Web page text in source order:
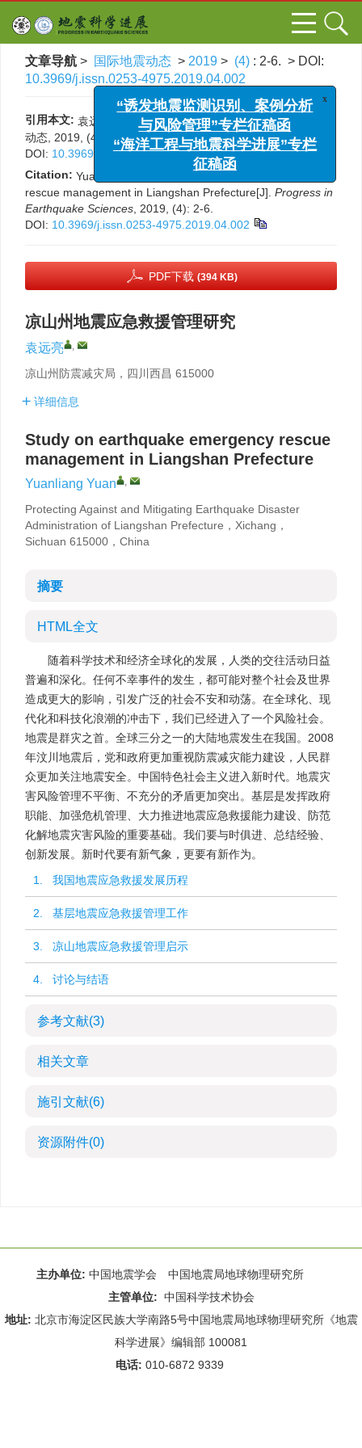
文章导航 > 国际地震动态 > 2019 > (4) : 2-6. > DOI:
10.3969/j.issn.0253-4975.2019.04.002
引用本文: 袁远亮. 凉山州地震应急救援管理研究[J]. 国际地震
动态, 2019, (4): 2-6.
DOI: 10.3969/j.issn.0253-4975.2019.04.002
Citation: Yuanliang Yuan. Study on earthquake emergency
rescue management in Liangshan Prefecture[J]. Progress in
Earthquake Sciences , 2019, (4): 2-6.
DOI: 10.3969/j.issn.0253-4975.2019.04.002
PDF下载 (394 KB)
凉山州地震应急救援管理研究
袁远亮 ,
凉山州防震减灾局，四川西昌 615000
详细信息
Study on earthquake emergency rescue
management in Liangshan Prefecture
Yuanliang Yuan ,
Protecting Against and Mitigating Earthquake Disaster
Administration of Liangshan Prefecture，Xichang，
Sichuan 615000，China
摘要
HTML全文
随着科学技术和经济全球化的发展，人类的交往活动日益
普遍和深化。任何不幸事件的发生，都可能对整个社会及世界
造成更大的影响，引发广泛的社会不安和动荡。在全球化、现
代化和科技化浪潮的冲击下，我们已经进入了一个风险社会。
地震是群灾之首。全球三分之一的大陆地震发生在我国。2008
年汶川地震后，党和政府更加重视防震减灾能力建设，人民群
众更加关注地震安全。中国特色社会主义进入新时代。地震灾
害风险管理不平衡、不充分的矛盾更加突出。基层是发挥政府
职能、加强危机管理、大力推进地震应急救援能力建设、防范
化解地震灾害风险的重要基础。我们要与时俱进、总结经验、
创新发展。新时代要有新气象，更要有新作为。
1. 我国地震应急救援发展历程
2. 基层地震应急救援管理工作
3. 凉山地震应急救援管理启示
4. 讨论与结语
参考文献(3)
相关文章
施引文献(6)
资源附件(0)
主办单位: 中国地震学会 中国地震局地球物理研究所
主管单位: 中国科学技术协会
地址: 北京市海淀区民族大学南路5号中国地震局地球物理研究所《地震
科学进展》编辑部 100081
电话: 010-6872 9339
“诱发地震监测识别、案例分析
与风险管理”专栏征稿函
“海洋工程与地震科学进展”专栏
征稿函